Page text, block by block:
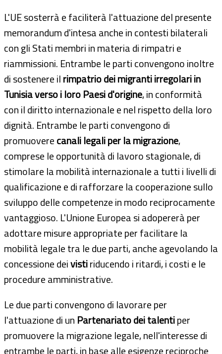
L'UE sosterrà e faciliterà l'attuazione del presente
memorandum d'intesa anche in contesti bilaterali
con gli Stati membri in materia di rimpatri e
riammissioni. Entrambe le parti convengono inoltre
di sostenere ilrimpatrio dei migranti irregolari in
Tunisia verso i loro Paesi d'origine, in conformità
con il diritto internazionale e nel rispetto della loro
dignità. Entrambe le parti convengono di
promuoverecanali legali per la migrazione,
comprese le opportunità di lavoro stagionale, di
stimolare la mobilità internazionale a tutti i livelli di
qualificazione e di rafforzare la cooperazione sullo
sviluppo delle competenze in modo reciprocamente
vantaggioso. L'Unione Europea si adopererà per
adottare misure appropriate per facilitare la
mobilità legale tra le due parti, anche agevolando la
concessione deivistiriducendo i ritardi, i costi e le
procedure amministrative.
Le due parti convengono di lavorare per
l'attuazione di un Partenariato dei talentiper
promuovere la migrazione legale, nell'interesse di
entrambe le parti, in base alle esigenze reciproche